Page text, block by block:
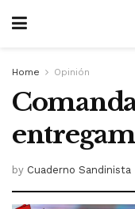
Home Opinión
by Cuaderno Sandinista